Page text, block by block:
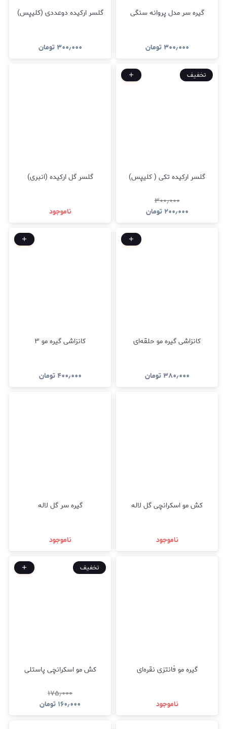
گیره سر مدل پروانه سنگی
۳۰۰٫۰۰۰ تومان
گلسر ارکیده دوعددی (کلیپس)
۳۰۰٫۰۰۰ تومان
تخفیف
گلسر ارکیده تکی ( کلیپس)
۳۰۰٫۰۰۰
۲۰۰٫۰۰۰ تومان
گلسر گل ارکیده (انبری)
ناموجود
کانزاشی گیره مو حلقه‌ای
۳۸۰٫۰۰۰ تومان
کانزاشی گیره مو ۳
۴۰۰٫۰۰۰ تومان
کش مو اسکرانچی گل لاله
ناموجود
گیره سر گل لاله
ناموجود
گیره مو فانتزی نقره‌ای
ناموجود
تخفیف
کش مو اسکرانچی پاستلی
۱۷۵٫۰۰۰
۱۶۰٫۰۰۰ تومان